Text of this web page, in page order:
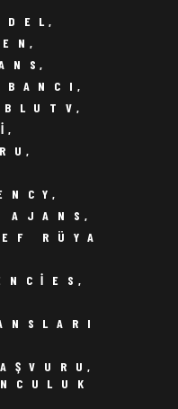
,
,
,
,
BLUTV,
,
,
,
AJANS,
RÜYA
,
,